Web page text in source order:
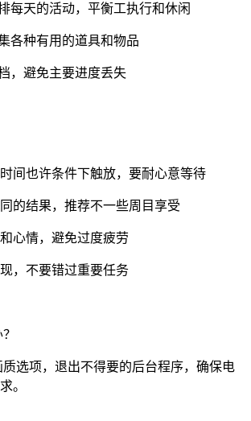
每天的活动，平衡工执行和休闲
各种有用的道具和物品
，避免主要进度丢失
间也许条件下触放，要耐心意等待
的结果，推荐不一些周目享受
心情，避免过度疲劳
，不要错过重要任务
选项，退出不得要的后台程序，确保电
。